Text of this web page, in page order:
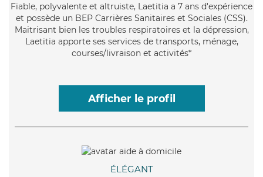
Fiable, polyvalente et altruiste, Laetitia a 7 ans d'expérience
et possède un BEP Carrières Sanitaires et Sociales (CSS).
Maitrisant bien les troubles respiratoires et la dépression,
Laetitia apporte ses services de transports, ménage,
courses/livraison et activités*
Afficher le profil
ÉLÉGANT